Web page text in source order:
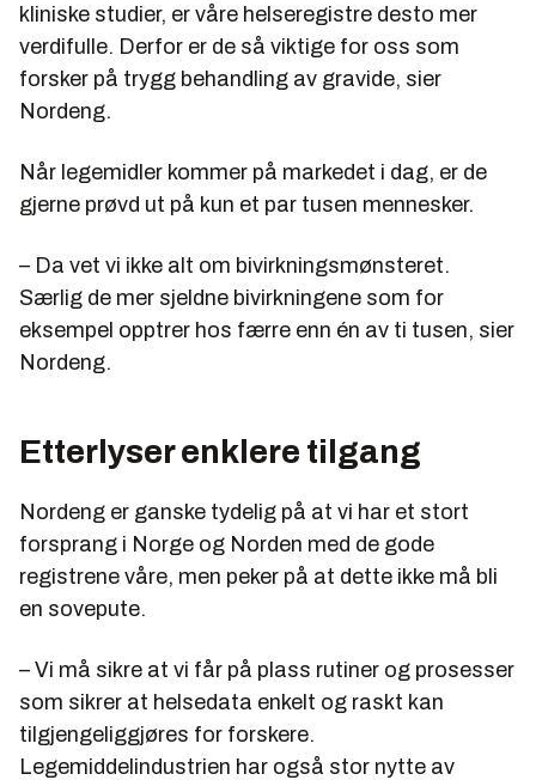
kliniske studier, er våre helseregistre desto mer
verdifulle. Derfor er de så viktige for oss som
forsker på trygg behandling av gravide, sier
Nordeng.
Når legemidler kommer på markedet i dag, er de
gjerne prøvd ut på kun et par tusen mennesker.
– Da vet vi ikke alt om bivirkningsmønsteret.
Særlig de mer sjeldne bivirkningene som for
eksempel opptrer hos færre enn én av ti tusen, sier
Nordeng.
Etterlyser enklere tilgang
Nordeng er ganske tydelig på at vi har et stort
forsprang i Norge og Norden med de gode
registrene våre, men peker på at dette ikke må bli
en sovepute.
– Vi må sikre at vi får på plass rutiner og prosesser
som sikrer at helsedata enkelt og raskt kan
tilgjengeliggjøres for forskere.
Legemiddelindustrien har også stor nytte av